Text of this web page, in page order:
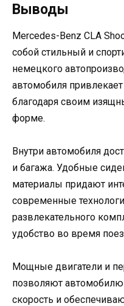
Выводы
Mercedes-Benz CLA
собой стильный и
немецкого
автомобиля
благодаря своим
форме.
Внутри автомобиля
и багажа. Удобные
материалы придают
современные
развлекательного
удобство во время
Мощные двигатели и
позволяют
скорость и